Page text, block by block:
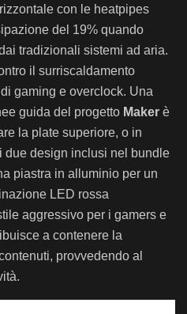
con le heatpipes
del 19% quando
tradizionali sistemi ad aria.
il surriscaldamento
gaming e overclock. Una
guida del progetto Maker è
la plate superiore, o in
due design inclusi nel bundle
piastra in alluminio per un
LED rossa
aggressivo per i gamers e
a contenere la
provvedendo al